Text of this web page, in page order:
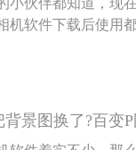
小伙伴都知道，现
机软件下载后使用
景图换了?百变